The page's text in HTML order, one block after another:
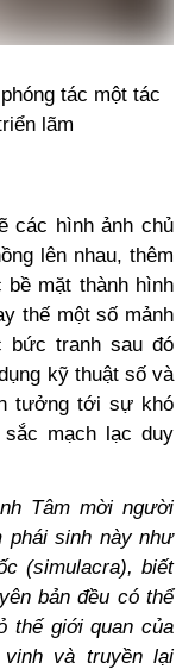
tác một tác
lãm
các hình ảnh chủ
lên nhau, thêm
mặt thành hình
thế một số mảnh
bức tranh sau đó
kỹ thuật số và
tưởng tới sự khó
mạch lạc duy
Tâm mời người
phái sinh này như
(simulacra), biết
bản đều có thể
thế giới quan của
và truyền lại